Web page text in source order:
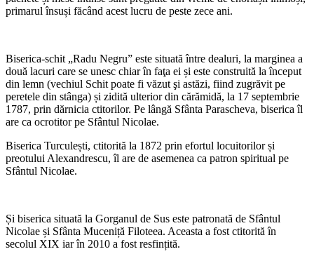
primarul însuși făcând acest lucru de peste zece ani.
Biserica-schit „Radu Negru” este situată între dealuri, la marginea a
două lacuri care se unesc chiar în faţa ei și este construită la început
din lemn (vechiul Schit poate fi văzut şi astăzi, fiind zugrăvit pe
peretele din stânga) și zidită ulterior din cărămidă, la 17 septembrie
1787, prin dărnicia ctitorilor. Pe lângă Sfânta Parascheva, biserica îl
are ca ocrotitor pe Sfântul Nicolae.
Biserica Turculești, ctitorită la 1872 prin efortul locuitorilor și
preotului Alexandrescu, îl are de asemenea ca patron spiritual pe
Sfântul Nicolae.
Și biserica situată la Gorganul de Sus este patronată de Sfântul
Nicolae și Sfânta Muceniță Filoteea. Aceasta a fost ctitorită în
secolul XIX iar în 2010 a fost resfințită.